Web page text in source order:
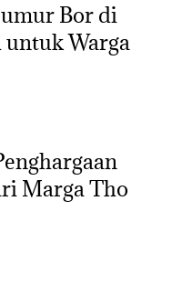
Bor di
untuk Warga
Marga Tho